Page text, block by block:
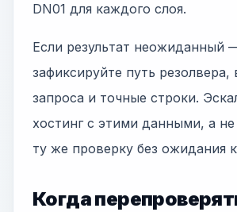
DN01 для каждого слоя.
Если результат неожиданный
зафиксируйте путь резолвера,
запроса и точные строки.
хостинг с этими данными, а не
ту же проверку без ожидания
Когда